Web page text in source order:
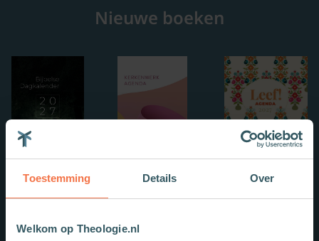
Toestemming Details Over
Welkom op Theologie.nl
Nieuwe boeken